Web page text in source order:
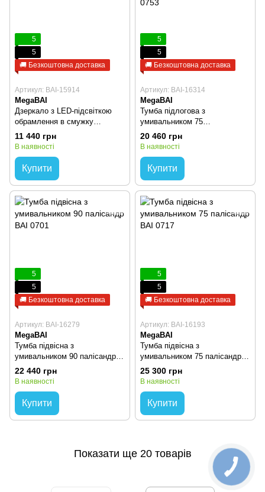
5
5
🚚 Безкоштовна доставка
Артикул: BAI-15914
MegaBAI
Дзеркало з LED-підсвіткою
обрамлення в смужку
144х91,5 BAI 0864
11 440 грн
В наявності
Купити
5
5
🚚 Безкоштовна доставка
Артикул: BAI-16314
MegaBAI
Тумба підлогова з
умивальником 75
рустикальний камінь BAI 0753
20 460 грн
В наявності
Купити
5
5
🚚 Безкоштовна доставка
Артикул: BAI-16279
MegaBAI
Тумба підвісна з
умивальником 90 палісандр
BAI 0701
22 440 грн
В наявності
Купити
5
5
🚚 Безкоштовна доставка
Артикул: BAI-16193
MegaBAI
Тумба підвісна з
умивальником 75 палісандр
BAI 0717
25 300 грн
В наявності
Купити
Показати ще 20 товарів